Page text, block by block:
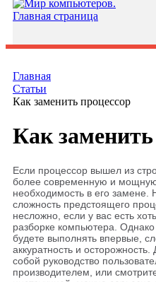
Главная
Статьи
Как заменить процессор
Как заменить
Если процессор вышел из
более современную и
необходимость в его
сложность предстоящего
несложно, если у вас есть
разборке компьютера.
будете выполнять впервые,
аккуратность и
собой руководство
производителем, или